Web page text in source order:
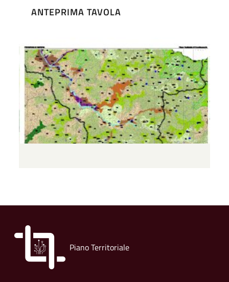
ANTEPRIMA TAVOLA
Piano Territoriale